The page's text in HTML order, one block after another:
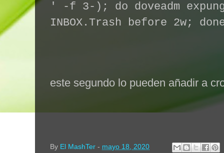
' -f 3-); do doveadm
INBOX.Trash before 2w;
este segundo lo pueden añadir a
By El MashTer - mayo 18, 2020